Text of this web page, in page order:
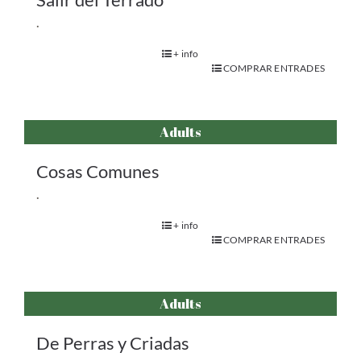
.
+ info
COMPRAR ENTRADES
Adults
Cosas Comunes
.
+ info
COMPRAR ENTRADES
Adults
De Perras y Criadas